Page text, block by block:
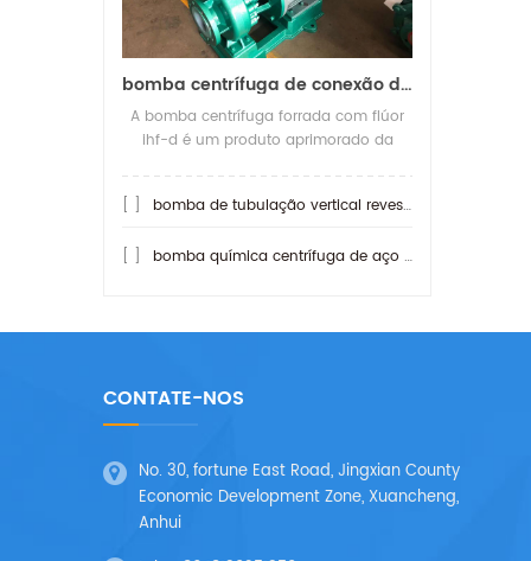
bomba centrífuga de conexão direta revestida a teflon ihf-d
A bomba centrífuga forrada com flúor
ihf-d é um produto aprimorado da
[ ] bomba de tubulação vertical revestida a teflon de gdf
[ ] bomba química centrífuga de aço inoxidável de ih
CONTATE-NOS
No. 30, fortune East Road, Jingxian County
Economic Development Zone, Xuancheng,
Anhui